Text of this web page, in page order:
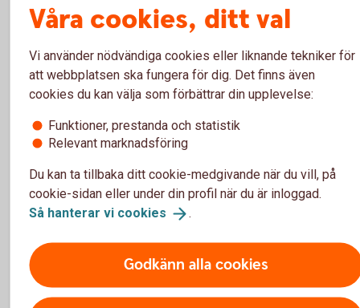
Fler pensionslösningar
AlternativITP/Tiotaggarlösningar
Extra pensionsavsättning
Direktpension
Kompanjon- och nyckelmannaförsäkring
Våra cookies, ditt val
Vi använder nödvändiga cookies eller liknande tekniker för
att webbplatsen ska fungera för dig. Det finns även
cookies du kan välja som förbättrar din upplevelse:
Funktioner, prestanda och statistik
Relevant marknadsföring
Du kan ta tillbaka ditt cookie-medgivande när du vill, på
cookie-sidan eller under din profil när du är inloggad.
Så hanterar vi cookies .
Godkänn alla cookies